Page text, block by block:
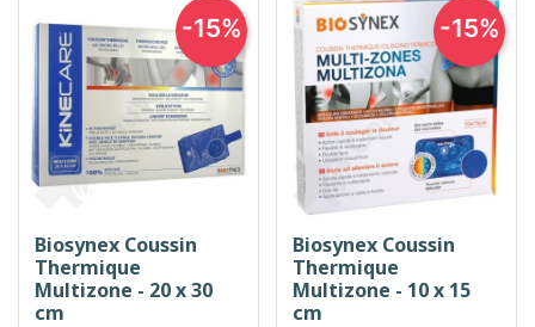
Biosynex Coussin
Thermique
Multizone - 20 x 30
cm
-15%
Biosynex Coussin
Thermique
Multizone - 10 x 15
cm
-15%